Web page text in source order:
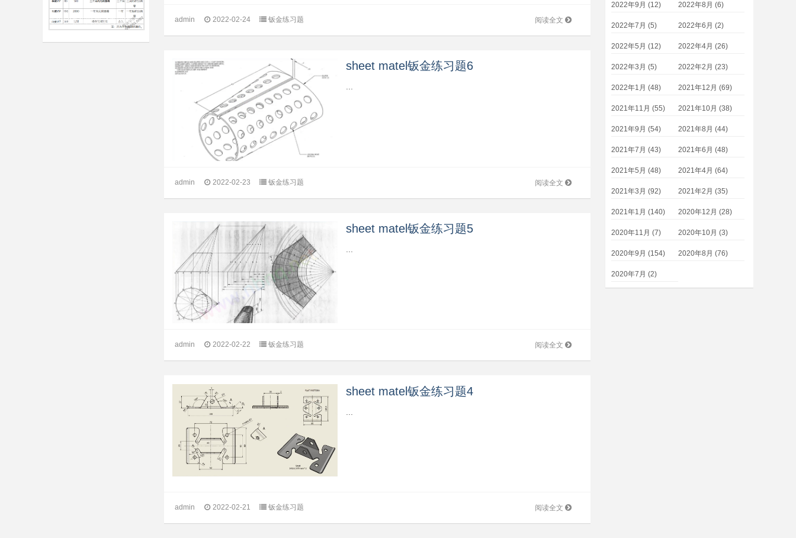
牛8牛9教程网 隐藏内容的查看方法 阅读全文
admin 2022-02-24 钣金练习题
sheet matel钣金练习题6
阅读全文
admin 2022-02-23 钣金练习题
sheet matel钣金练习题5
阅读全文
admin 2022-02-22 钣金练习题
sheet matel钣金练习题4
阅读全文
admin 2022-02-21 钣金练习题
2022年9月 (12) 2022年8月 (6)
2022年7月 (5) 2022年6月 (2)
2022年5月 (12) 2022年4月 (26)
2022年3月 (5) 2022年2月 (23)
2022年1月 (48) 2021年12月 (69)
2021年11月 (55) 2021年10月 (38)
2021年9月 (54) 2021年8月 (44)
2021年7月 (43) 2021年6月 (48)
2021年5月 (48) 2021年4月 (64)
2021年3月 (92) 2021年2月 (35)
2021年1月 (140) 2020年12月 (28)
2020年11月 (7) 2020年10月 (3)
2020年9月 (154) 2020年8月 (76)
2020年7月 (2)